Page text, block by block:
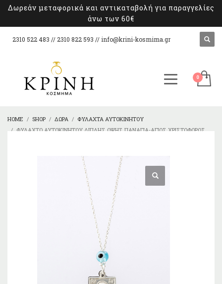
Δωρεάν μεταφορικά και αντικαταβολή για παραγγελίες
άνω των 60€
2310 522 483 // 2310 822 593 // info@krini-kosmima.gr
HOME SHOP ΔΏΡΑ
ΦΥΛΑΧΤΆ ΑΥΤΟΚΙΝΉΤΟΥ
ΦΥΛΑΧΤΌ ΑΥΤΟΚΙΝΉΤΟΥ ΔΙΠΛΉΣ ΌΨΗΣ ΠΑΝΑΓΊΑ-ΆΓΙΟΣ ΧΡΙΣΤΌΦΟΡΟΣ